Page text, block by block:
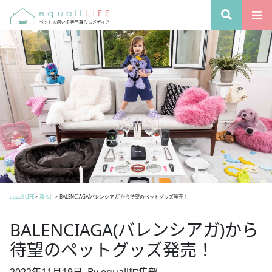
equall LIFE> 暮らし > BALENCIAGA(バレンシアガ)から待望のペットグッズ発売！
BALENCIAGA(バレンシアガ)から
待望のペットグッズ発売！